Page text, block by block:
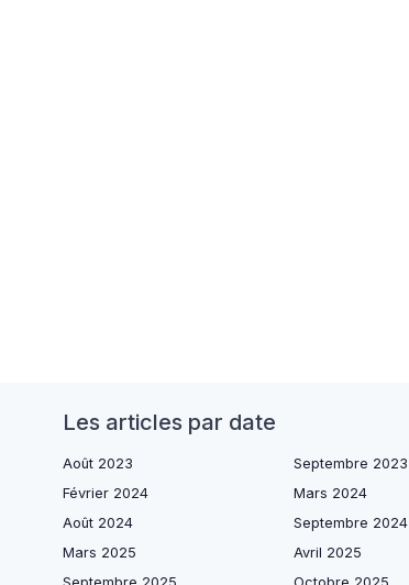
Les articles par date
Août 2023 Septembre 2023
Février 2024
Mars 2024
Août 2024
Septembre 2024
Mars 2025
Avril 2025